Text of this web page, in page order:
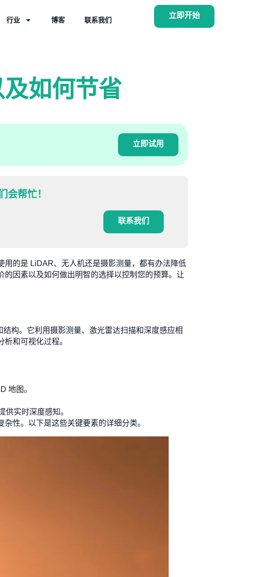
行业 博客 联系我们
立即开始
如何节省
立即试用
会帮忙！
联系我们
的是 LiDAR、无人机还是摄影测量，都有办法降低
因素以及如何做出明智的选择以控制您的预算。让
构。它利用摄影测量、激光雷达扫描和深度感应相
和可视化过程。
地图。
实时深度感知。
性。以下是这些关键要素的详细分类。